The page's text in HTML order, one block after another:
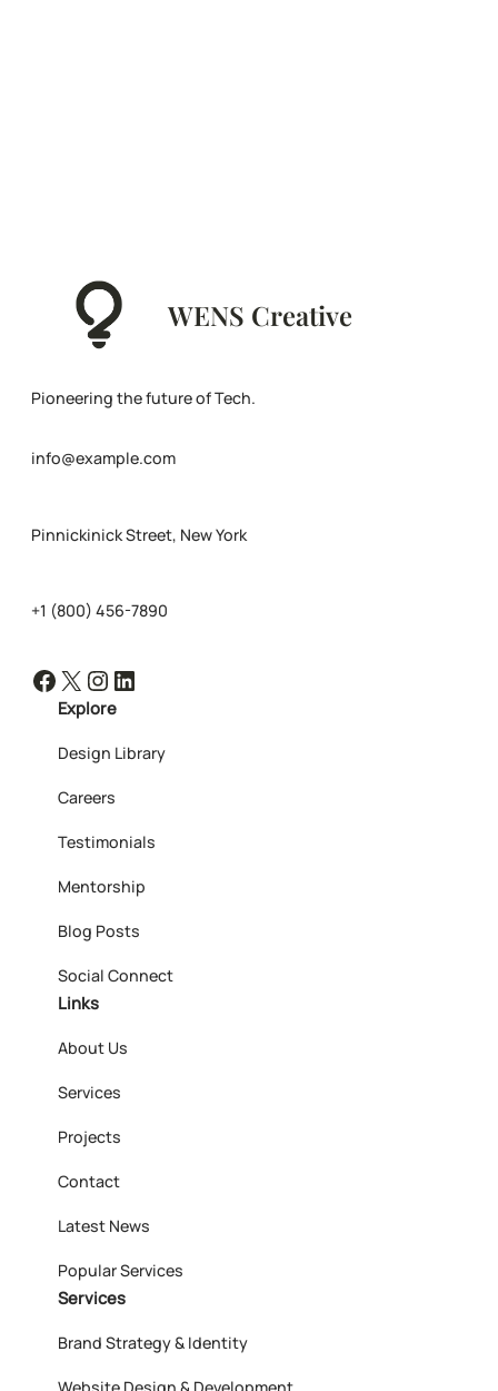
WENS Creative
Pioneering the future of Tech.
info@example.com
Pinnickinick Street, New York
+1 (800) 456-7890
Facebook X Instagram LinkedIn
Explore
Design Library
Careers
Testimonials
Mentorship
Blog Posts
Social Connect
Links
About Us
Services
Projects
Contact
Latest News
Popular Services
Services
Brand Strategy & Identity
Website Design & Development